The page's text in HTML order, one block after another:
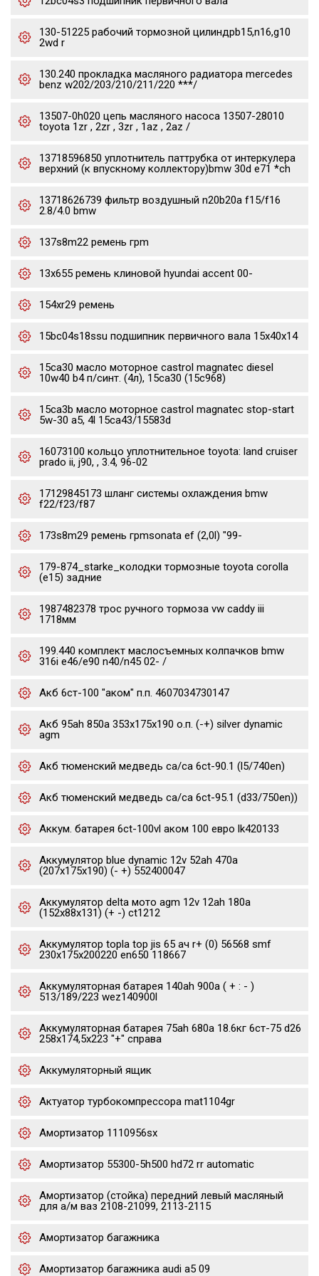
130-51225 рабочий тормозной цилиндрb15,n16,g10
2wd r
130.240 прокладка масляного радиатора mercedes
benz w202/203/210/211/220 ***/
13507-0h020 цепь масляного насоса 13507-28010
toyota 1zr , 2zr , 3zr , 1az , 2az /
13718596850 уплотнитель паттрубка от интеркулера
верхний (к впускному коллектору)bmw 30d e71 *ch
13718626739 фильтр воздушный n20b20a f15/f16
2.8/4.0 bmw
137s8m22 ремень грm
13x655 ремень клиновой hyundai accent 00-
154xr29 ремень
15bc04s18ssu подшипник первичного вала 15x40x14
15ca30 масло моторное castrol magnatec diesel
10w40 b4 п/синт. (4л), 15ca30 (15c968)
15ca3b масло моторное castrol magnatec stop-start
5w-30 a5, 4l 15ca43/15583d
16073100 кольцо уплотнительное toyota: land cruiser
prado ii, j90, , 3.4, 96-02
17129845173 шланг системы охлаждения bmw
f22/f23/f87
173s8m29 ремень грmsonata ef (2,0l) "99-
179-874_starke_колодки тормозные toyota corolla
(e15) задние
1987482378 трос ручного тормоза vw caddy iii
1718мм
199.440 комплект маслосъемных колпачков bmw
316i e46/e90 n40/n45 02- /
Акб 6ст-100 "аком" п.п. 4607034730147
Акб 95ah 850a 353x175x190 о.п. (-+) silver dynamic
agm
Акб тюменский медведь ca/ca 6ct-90.1 (l5/740en)
Акб тюменский медведь ca/ca 6ct-95.1 (d33/750en))
Аккум. батарея 6ct-100vl аком 100 евро lk420133
Аккумулятор blue dynamic 12v 52ah 470a
(207x175x190) (- +) 552400047
Аккумулятор delta мото agm 12v 12ah 180a
(152x88x131) (+ -) ct1212
Аккумулятор topla top jis 65 ач r+ (0) 56568 smf
230x175x200220 en650 118667
Аккумуляторная батарея 140ah 900a ( + : - )
513/189/223 wez140900l
Аккумуляторная батарея 75ah 680a 18.6кг 6ст-75 d26
258x174,5x223 "+" справа
Аккумуляторный ящик
Актуатор турбокомпрессора mat1104gr
Амортизатор 1110956sx
Амортизатор 55300-5h500 hd72 rr automatic
Амортизатор (стойка) передний левый масляный
для а/м ваз 2108-21099, 2113-2115
Амортизатор багажника
Амортизатор багажника audi a5 09